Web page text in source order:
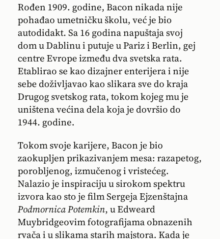
Rođen 1909. godine, Bacon nikada nije
pohađao umetničku školu, već je bio
autodidakt. Sa 16 godina napuštaja svoj
dom u Dablinu i putuje u Pariz i Berlin, gej
centre Evrope između dva svetska rata.
Etablirao se kao dizajner enterijera i nije
sebe doživljavao kao slikara sve do kraja
Drugog svetskog rata, tokom kojeg mu je
uništena većina dela koja je dovršio do
1944. godine.
Tokom svoje karijere, Bacon je bio
zaokupljen prikazivanjem mesa: razapetog,
porobljenog, izmučenog i vristećeg.
Nalazio je inspiraciju u sirokom spektru
izvora kao sto je film Sergeja Ejzenštajna
Podmornica Potemkin, u Edweard
Muybridgeovim fotografijama obnazenih
rvača i u slikama starih majstora. Kada je